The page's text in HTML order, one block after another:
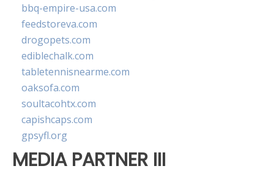
bbq-empire-usa.com
feedstoreva.com
drogopets.com
ediblechalk.com
tabletennisnearme.com
oaksofa.com
soultacohtx.com
capishcaps.com
gpsyfl.org
MEDIA PARTNER III